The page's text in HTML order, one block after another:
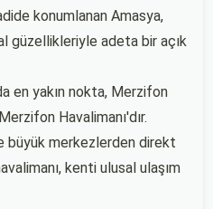
konumlanan Amasya,
güzellikleriyle adeta bir açık
en yakın nokta, Merzifon
Havalimanı'dır.
büyük merkezlerden direkt
kenti ulusal ulaşım